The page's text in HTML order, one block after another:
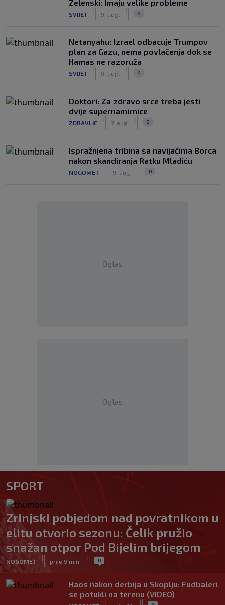
Zelenski: Imaju velike probleme
SVIJET 9. aug. 0
Netanyahu: Izrael odbacuje Trumpov
plan za Gazu, nema povlačenja dok se
Hamas ne razoruža
SVIJET 9. aug. 0
Doktori: Za zdravo srce treba jesti
dvije supernamirnice
ZDRAVLJE 7. aug. 0
Ispražnjena tribina sa navijačima Borca
nakon skandiranja Ratku Mladiću
NOGOMET 9. aug. 0
Oglas
Oglas
SPORT
Zrinjski pobjedom nad povratnikom u
elitu otvorio sezonu: Čelik pružio
snažan otpor Pod Bijelim brijegom
NOGOMET
|
prije 9 min.
| 0
Haos nakon derbija u Skoplju: Fudbaleri
se potukli na terenu (VIDEO)
| |